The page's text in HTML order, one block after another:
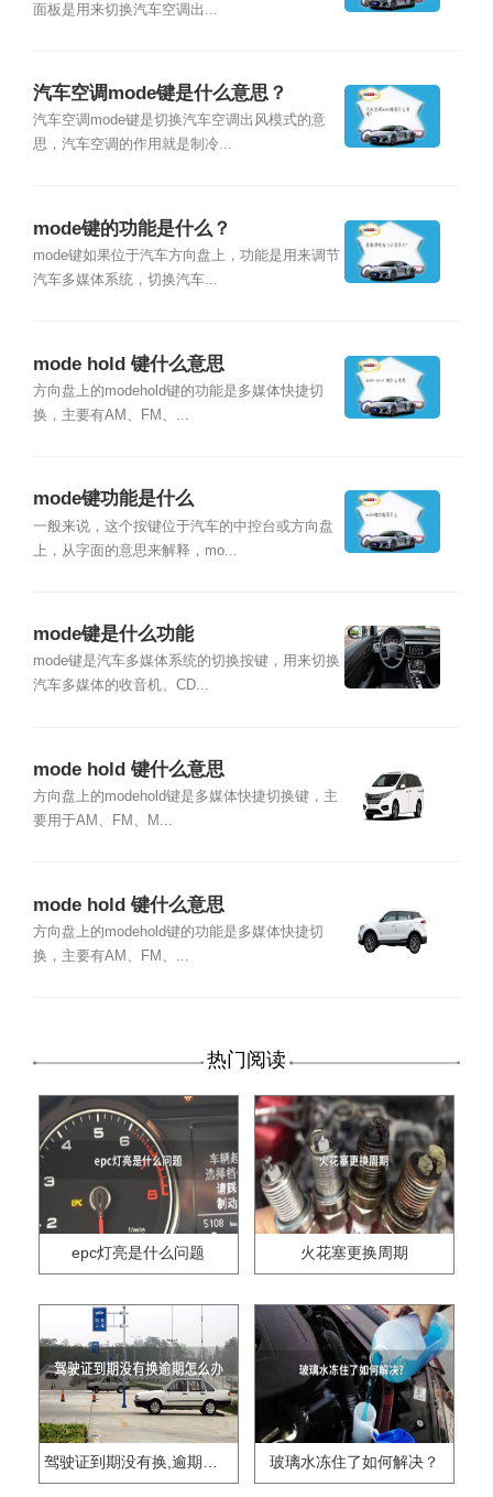
面板是用来切换汽车空调出...
汽车空调mode键是什么意思？
汽车空调mode键是切换汽车空调出风模式的意
思，汽车空调的作用就是制冷...
mode键的功能是什么？
mode键如果位于汽车方向盘上，功能是用来调节
汽车多媒体系统，切换汽车...
mode hold 键什么意思
方向盘上的modehold键的功能是多媒体快捷切
换，主要有AM、FM、...
mode键功能是什么
一般来说，这个按键位于汽车的中控台或方向盘
上，从字面的意思来解释，mo...
mode键是什么功能
mode键是汽车多媒体系统的切换按键，用来切换
汽车多媒体的收音机、CD...
mode hold 键什么意思
方向盘上的modehold键是多媒体快捷切换键，主
要用于AM、FM、M...
mode hold 键什么意思
方向盘上的modehold键的功能是多媒体快捷切
换，主要有AM、FM、...
热门阅读
epc灯亮是什么问题 火花塞更换周期
驾驶证到期没有换,逾期怎么办?? 玻璃水冻住了如何解决？